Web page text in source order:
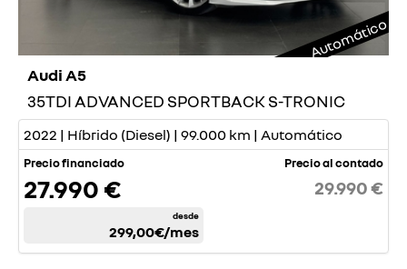
Automático
Audi A5
35TDI ADVANCED SPORTBACK S-TRONIC
2022 | Híbrido (Diesel) | 99.000 km | Automático
Precio financiado
27.990 €
desde
299,00€/mes
Precio al contado
29.990 €